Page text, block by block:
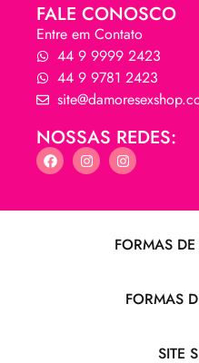
FALE CONOSCO
Entre em Contato
44 9 9999 2423
44 9 9781 2423
NOSSAS REDES:
FORMAS
FORMAS
SITE